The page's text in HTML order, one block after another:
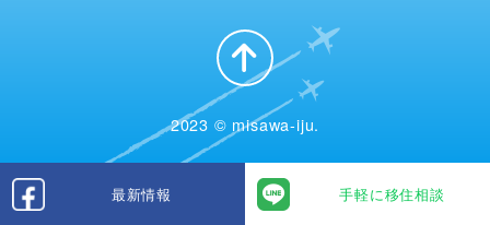
最新情報 手軽に移住相談
2023 © misawa-iju.